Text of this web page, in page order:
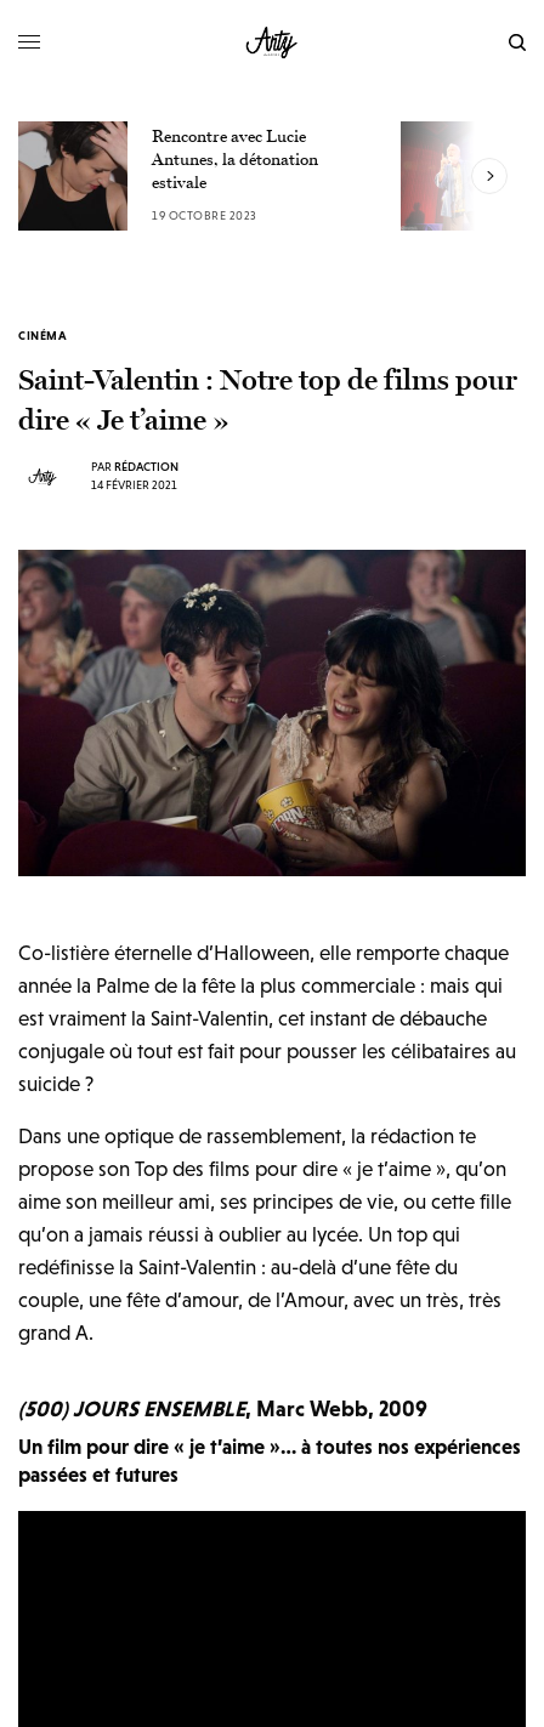
Rencontre avec Lucie
Antunes, la détonation
estivale
19 OCTOBRE 2023
CINÉMA
Saint-Valentin : Notre top de films pour
dire « Je t’aime »
PAR RÉDACTION
14 FÉVRIER 2021
Co-listière éternelle d’Halloween, elle remporte chaque
année la Palme de la fête la plus commerciale : mais qui
est vraiment la Saint-Valentin, cet instant de débauche
conjugale où tout est fait pour pousser les célibataires au
suicide ?
Dans une optique de rassemblement, la rédaction te
propose son Top des films pour dire « je t’aime », qu’on
aime son meilleur ami, ses principes de vie, ou cette fille
qu’on a jamais réussi à oublier au lycée. Un top qui
redéfinisse la Saint-Valentin : au-delà d’une fête du
couple, une fête d’amour, de l’Amour, avec un très, très
grand A.
(500) JOURS ENSEMBLE, Marc Webb, 2009
Un film pour dire « je t’aime »… à toutes nos expériences
passées et futures